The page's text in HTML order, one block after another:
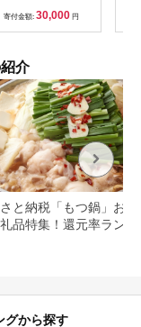
太閤 / 福岡県 筑紫野
市 [21760398]
寄付金額: 30,000 円
介
と納税「もつ鍋」おす
品特集！還元率ランキ
グから探す